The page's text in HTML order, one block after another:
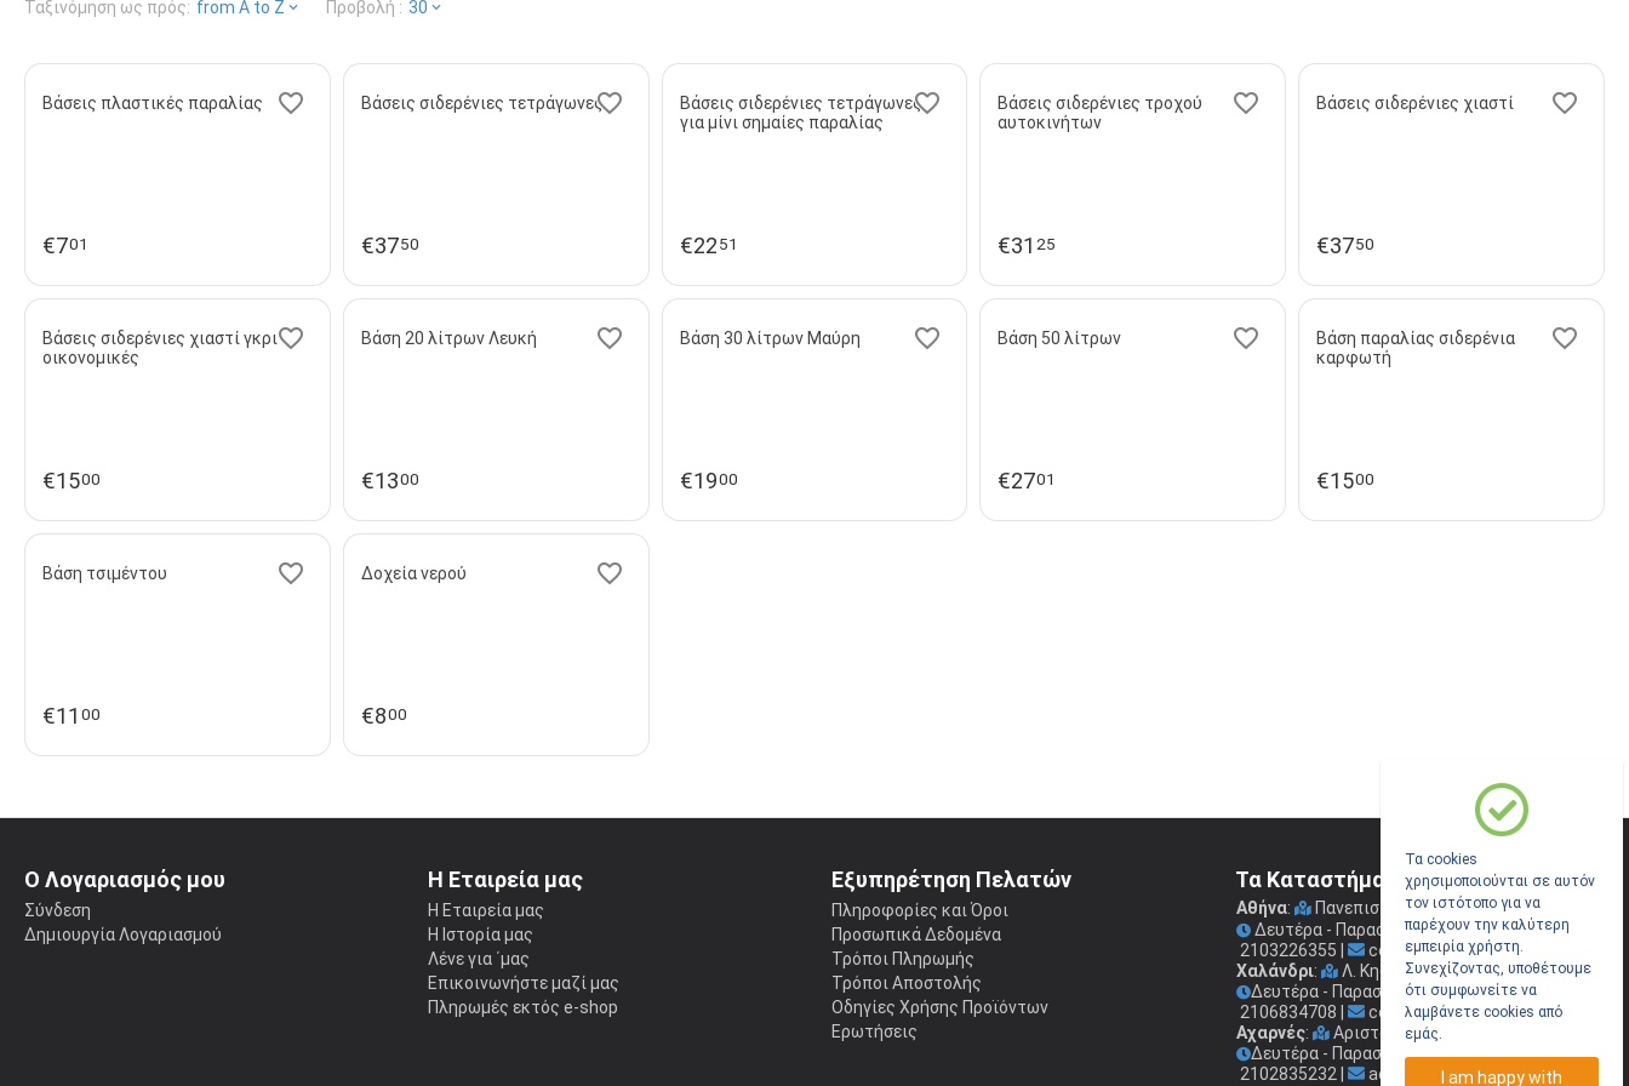
Ταξινόμηση ως πρός: from A to Z Προβολή : 30
Βάσεις πλαστικές παραλίας
€701
Βάσεις σιδερένιες τετράγωνες
€3750
Βάσεις σιδερένιες τετράγωνες
για μίνι σημαίες παραλίας
€2251
Βάσεις σιδερένιες τροχού
αυτοκινήτων
€31 25
Βάσεις σιδερένιες χιαστί
€3750
Βάσεις σιδερένιες χιαστί γκρι
οικονομικές
€1500
Βάση 20 λίτρων Λευκή
€1300
Βάση 30 λίτρων Μαύρη
€1900
Βάση 50 λίτρων
€2701
Βάση παραλίας σιδερένια
καρφωτή
€1500
Βάση τσιμέντου
€11 00
Δοχεία νερού
€800
Ο Λογαριασμός μου
Σύνδεση
Δημιουργία Λογαριασμού
Η Εταιρεία μας
Η Εταιρεία μας
Η Ιστορία μας
Λένε για ΄μας
Επικοινωνήστε μαζί μας
Πληρωμές εκτός e-shop
Εξυπηρέτηση Πελατών
Πληροφορίες και Όροι
Προσωπικά Δεδομένα
Τρόποι Πληρωμής
Τρόποι Αποστολής
Οδηγίες Χρήσης Προϊόντων
Ερωτήσεις
Τα Καταστήματα μας
Αθήνα: Πανεπιστημίου 41(Στοά Νικολούδη)
Δευτέρα - Παρασκευή: 09.00 - 17.00
2103226355
coconis1@coconis.gr
Χαλάνδρι:
Λ. Κηφισίας 264
Δευτέρα - Παρασκευή: 09.00 - 17.00
2106834708
coconis2@coconis.gr
Αχαρνές:
Αριστοτέλους 241
Δευτέρα - Παρασκευή: 09.00 - 17.00
2102835232
acharnes@coconis.gr
Τα cookies
χρησιμοποιούνται σε αυτόν
τον ιστότοπο για να
παρέχουν την καλύτερη
εμπειρία χρήστη.
Συνεχίζοντας, υποθέτουμε
ότι συμφωνείτε να
λαμβάνετε cookies από
εμάς.
I am happy with